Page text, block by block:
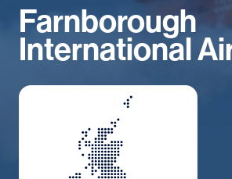
Farnborough
International